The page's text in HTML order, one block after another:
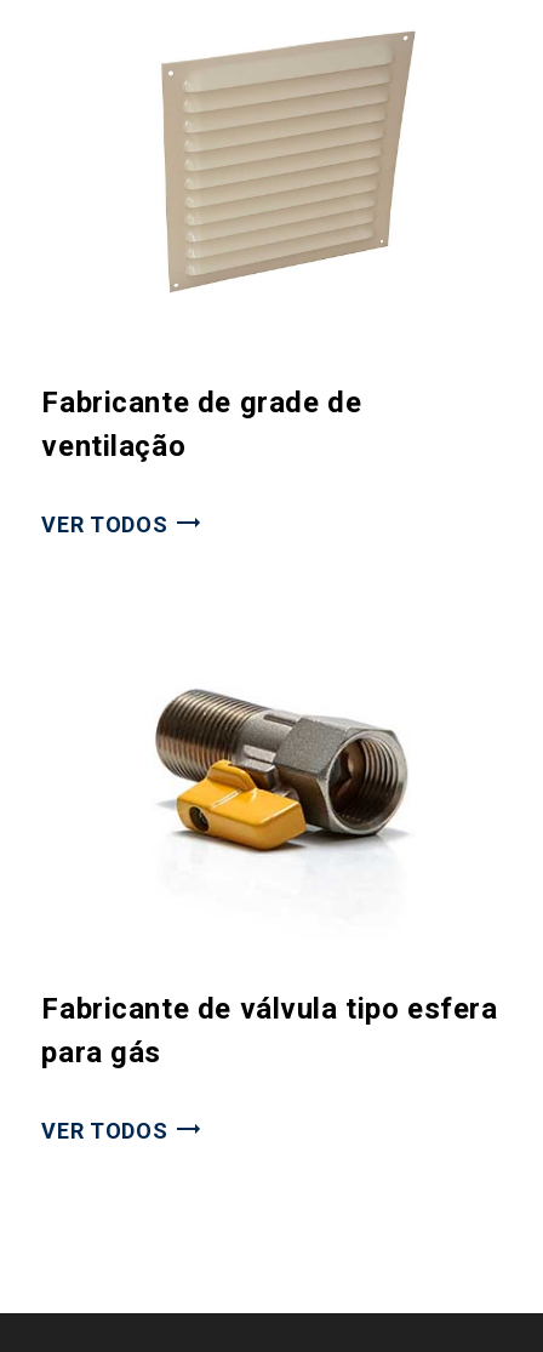
Fabricante de grade de
ventilação
VER TODOS
Fabricante de válvula tipo esfera
para gás
VER TODOS